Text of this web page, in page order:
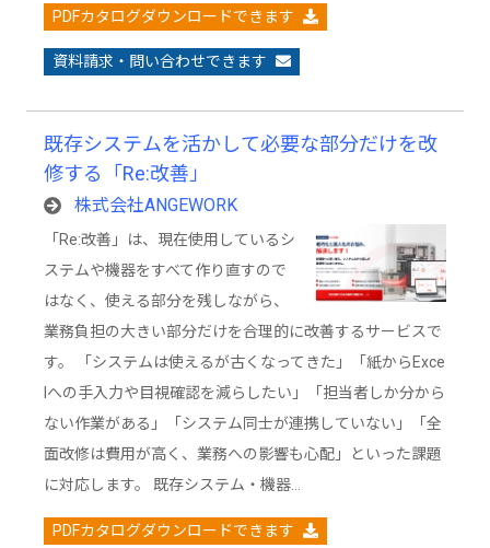
PDFカタログダウンロードできます
資料請求・問い合わせできます
既存システムを活かして必要な部分だけを改
修する「Re:改善」
株式会社ANGEWORK
「Re:改善」は、現在使用しているシ
ステムや機器をすべて作り直すので
はなく、使える部分を残しながら、
業務負担の大きい部分だけを合理的に改善するサービスで
す。 「システムは使えるが古くなってきた」「紙からExce
lへの手入力や目視確認を減らしたい」「担当者しか分から
ない作業がある」「システム同士が連携していない」「全
面改修は費用が高く、業務への影響も心配」といった課題
に対応します。 既存システム・機器…
PDFカタログダウンロードできます